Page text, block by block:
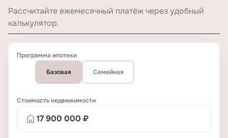
Рассчитайте ежемесячный платёж через удобный
калькулятор.
Программа ипотеки
Базовая Семейная
Стоимость недвижимости